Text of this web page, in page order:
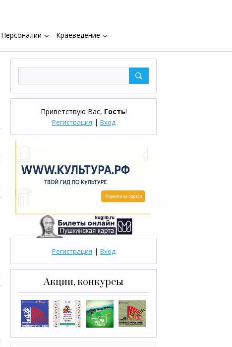
Персоналии keyboard_arrow_down Краеведение keyboard_arrow_down
Приветствую Вас, Гость!
Регистрация | Вход
Регистрация | Вход
Акции, конкурсы